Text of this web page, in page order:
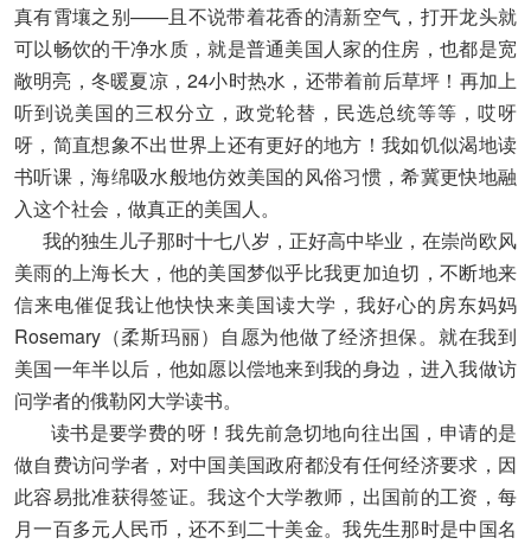
真有霄壤之别——且不说带着花香的清新空气，打开龙头就
可以畅饮的干净水质，就是普通美国人家的住房，也都是宽
敞明亮，冬暖夏凉，24小时热水，还带着前后草坪！再加上
听到说美国的三权分立，政党轮替，民选总统等等，哎呀
呀，简直想象不出世界上还有更好的地方！我如饥似渴地读
书听课，海绵吸水般地仿效美国的风俗习惯，希冀更快地融
入这个社会，做真正的美国人。
我的独生儿子那时十七八岁，正好高中毕业，在崇尚欧风
美雨的上海长大，他的美国梦似乎比我更加迫切，不断地来
信来电催促我让他快快来美国读大学，我好心的房东妈妈
Rosemary（柔斯玛丽）自愿为他做了经济担保。就在我到
美国一年半以后，他如愿以偿地来到我的身边，进入我做访
问学者的俄勒冈大学读书。
读书是要学费的呀！我先前急切地向往出国，申请的是
做自费访问学者，对中国美国政府都没有任何经济要求，因
此容易批准获得签证。我这个大学教师，出国前的工资，每
月一百多元人民币，还不到二十美金。我先生那时是中国名